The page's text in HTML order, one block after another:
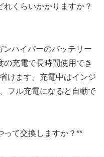
くらいかかりますか？
ンハイパーのバッテリー
充電で長時間使用でき
けます。充電中はインジ
フル充電になると自動で
って交換しますか？**